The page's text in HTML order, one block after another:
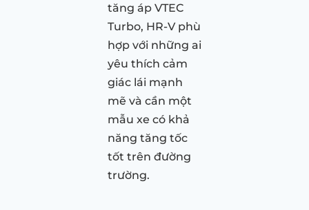
tăng áp VTEC
Turbo, HR-V phù
hợp với những ai
yêu thích cảm
giác lái mạnh
mẽ và cần một
mẫu xe có khả
năng tăng tốc
tốt trên đường
trường.